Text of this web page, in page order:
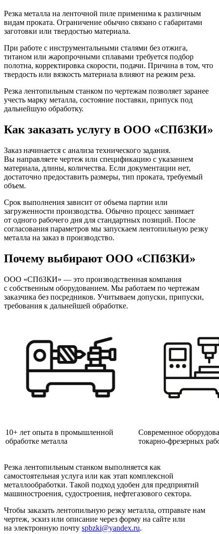
Резка металла на ленточной пиле применима к различным
видам проката. Ограничение обычно связано с габаритами
заготовки или твердостью материала.
При работе с инструментальными сталями без отжига,
титаном или жаропрочными сплавами требуется подбор
полотна, корректировка скорости, подачи. Причина в том, что
твердость или вязкость материала влияют на режим реза.
Резка лентопильным станком по чертежам позволяет заранее
учесть марку металла, состояние поставки, припуск под
дальнейшую обработку.
Как заказать услугу в ООО «СПбЗКИ»
Заказ начинается с анализа технического задания.
Вы направляете чертеж или спецификацию с указанием
материала, длины, количества. Если документации нет,
достаточно предоставить размеры, тип проката, требуемый
объем.
Срок выполнения зависит от объема партии или
загруженности производства. Обычно процесс занимает
от одного рабочего дня для стандартных позиций. После
согласования параметров мы запускаем лентопильную резку
металла на заказ в производство.
Почему выбирают ООО «СПбЗКИ»
ООО «СПбЗКИ» — это производственная компания
с собственным оборудованием. Мы работаем по чертежам
заказчика без посредников. Учитываем допуски, припуски,
требования к дальнейшей обработке.
10+ лет опыта в промышленной
обработке металла
Современное
токарно-фрезерных
Резка лентопильным станком выполняется как
самостоятельная услуга или как этап комплексной
металлообработки. Такой подход удобен для предприятий
машиностроения, судостроения, нефтегазового сектора.
Чтобы заказать лентопильную резку металла, отправьте нам
чертеж, эскиз или описание через форму на сайте или
на электронную почту spbzki@yandex.ru.